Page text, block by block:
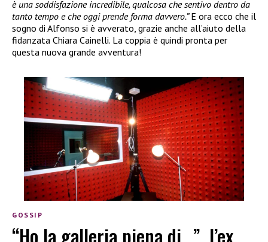
è una soddisfazione incredibile, qualcosa che sentivo dentro da
tanto tempo e che oggi prende forma davvero.”E ora ecco che il
sogno di Alfonso si è avverato, grazie anche all’aiuto della
fidanzata Chiara Cainelli. La coppia è quindi pronta per
questa nuova grande avventura!
GOSSIP
“Ho la galleria piena di…”, l’ex